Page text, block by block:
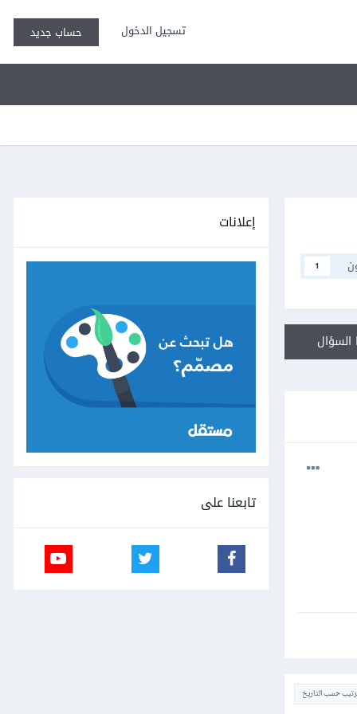
تسجيل الدخول حساب جديد
1
حسب التاريخ
إعلانات
تابعنا على